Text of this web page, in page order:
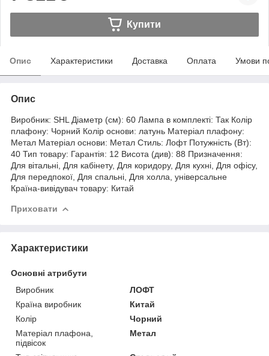
Купити
Опис Характеристики Доставка Оплата Умови
Опис
Виробник: SHL Діаметр (см): 60 Лампа в комплекті: Так Колір
плафону: Чорний Колір основи: латунь Матеріал плафону:
Метал Матеріал основи: Метал Стиль: Лофт Потужність (Вт):
40 Тип товару: Гарантія: 12 Висота (див): 88 Призначення:
Для вітальні, Для кабінету, Для коридору, Для кухні, Для офісу,
Для передпокої, Для спальні, Для холла, універсальне
Країна-вивідувач товару: Китай
Приховати
Характеристики
Основні атрибути
Виробник
ЛОФТ
Країна виробник
Китай
Колір
Чорний
Матеріал плафона,
підвісок
Метал